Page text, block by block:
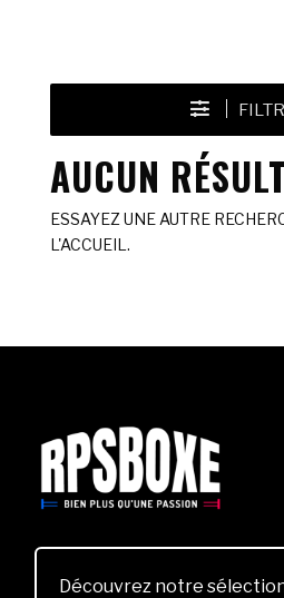
AUCUN
ESSAYEZ UNE AUTRE
L'ACCUEIL.
Découvrez notre